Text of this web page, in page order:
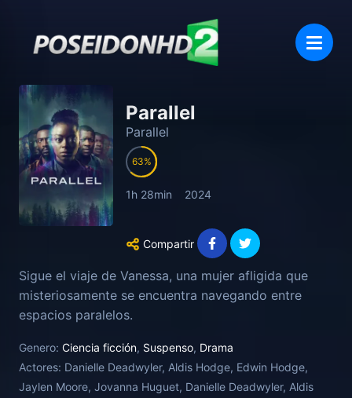
Parallel
Parallel
63
1h 28min 2024
Compartir
Sigue el viaje de Vanessa, una mujer afligida que
misteriosamente se encuentra navegando entre
espacios paralelos.
Genero: Ciencia ficción, Suspenso, Drama
Actores: Danielle Deadwyler, Aldis Hodge, Edwin Hodge,
Jaylen Moore, Jovanna Huguet, Danielle Deadwyler, Aldis